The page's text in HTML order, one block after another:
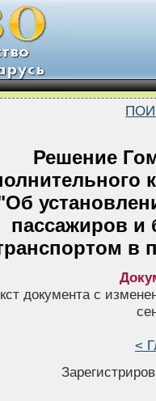
Решение
пассажиров и
в
документа с
<